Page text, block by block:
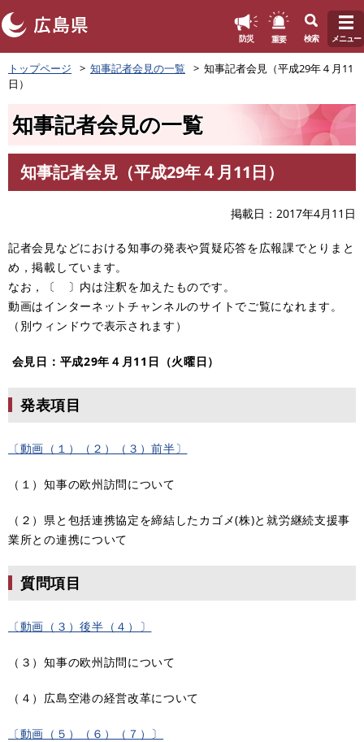
ペ
ー
ジ
。
防災 重要 検索 メニュー
トップページ 知事記者会見の一覧
知事記者会見（平成29年４月11
日）
知事記者会見の一覧
文
知事記者会見（平成29年４月11日）
掲載日 2017年4月11日
記者会見などにおける知事の発表や質疑応答を広報課でとりまと
め，掲載しています。
なお，〔 〕内は注釈を加えたものです。
動画はインターネットチャンネルのサイトでご覧になれます。
（別ウィンドウで表示されます）
会見日：平成29年４月11 日（火曜日）
発表項目
〔動画（１）（２）（３）前半〕
（１）知事の欧州訪問について
（２）県と包括連携協定を締結したカゴメ(株)と就労継続支援事
業所との連携について
質問項目
〔動画（３）後半（４）〕
（３）知事の欧州訪問について
（４）広島空港の経営改革について
〔動画（５）（６）（７）〕